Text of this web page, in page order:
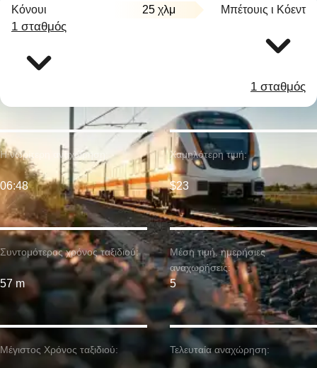
Κόνουι 25 χλμ Μπέτουις ι Κόεντ
1 σταθμός
1 σταθμός
Συντομότερος χρόνος ταξιδιού:
57 m
Η νωρίτερη αναχώρηση:
06:48
Μέγιστος Χρόνος ταξιδιού:
Χαμηλότερη τιμή:
$23
Μέση τιμή. ημερήσιες
αναχωρήσεις:
5
Τελευταία αναχώρηση: